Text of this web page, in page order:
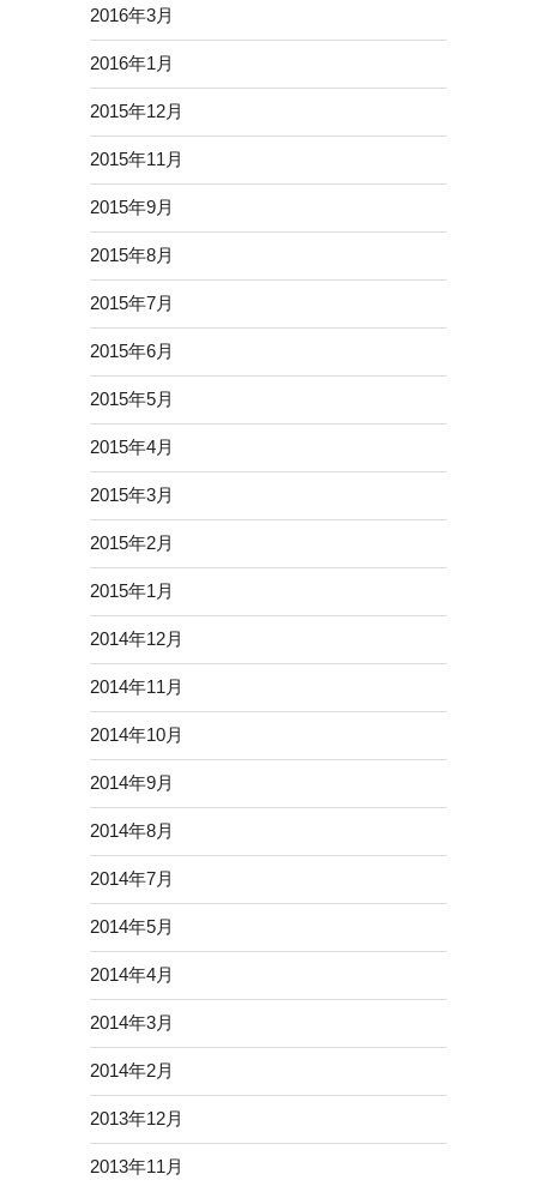
2016年3月
2016年1月
2015年12月
2015年11月
2015年9月
2015年8月
2015年7月
2015年6月
2015年5月
2015年4月
2015年3月
2015年2月
2015年1月
2014年12月
2014年11月
2014年10月
2014年9月
2014年8月
2014年7月
2014年5月
2014年4月
2014年3月
2014年2月
2013年12月
2013年11月